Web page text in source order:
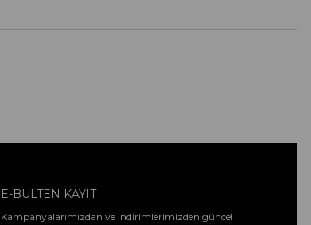
E-BÜLTEN KAYIT
Kampanyalarımızdan ve indirimlerimizden güncel